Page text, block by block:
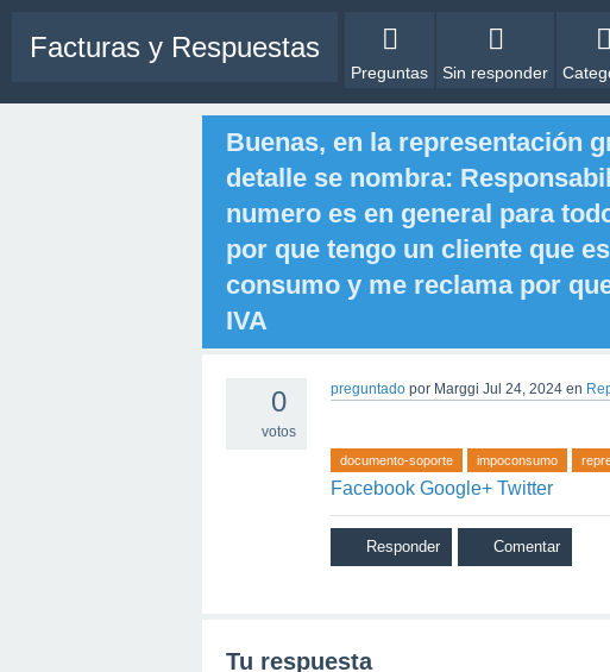
Facturas y Respuestas
Preguntas Sin responder
Buenas, en la representación
detalle se nombra:
numero es en general para
por que tengo un cliente que
consumo y me reclama por
IVA
0
votos
preguntado por Marggi Jul 24, 2024 en
documento-soporte impoconsumo
Facebook Google+ Twitter
Tu respuesta